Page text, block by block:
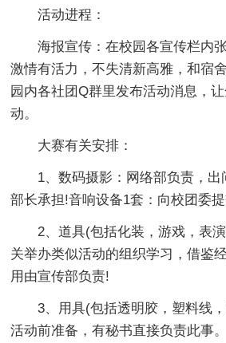
活动进程：
海报宣传：在校园各宣传栏内张
激情有活力，不失清新高雅，和宿
园内各社团Q群里发布活动消息，
动。
大赛有关安排：
1、数码摄影：网络部负责，出
部长承担!音响设备1套：向校团委
2、道具(包括化装，游戏，表
关举办类似活动的组织学习，借鉴
用由宣传部负责!
3、用具(包括透明胶，塑料线
活动前准备，有秘书直接负责此事。